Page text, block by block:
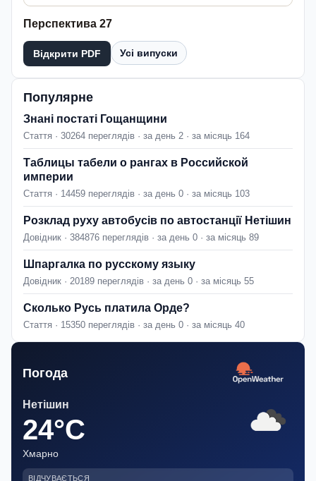
Перспектива 27
Відкрити PDF Усі випуски
Популярне
Знані постаті Гощанщини
Стаття · 30264 переглядів · за день 2 · за місяць 164
Таблицы табели о рангах в Российской
империи
Стаття · 14459 переглядів · за день 0 · за місяць 103
Розклад руху автобусів по автостанції Нетішин
Довідник · 384876 переглядів · за день 0 · за місяць 89
Шпаргалка по русскому языку
Довідник · 20189 переглядів · за день 0 · за місяць 55
Сколько Русь платила Орде?
Стаття · 15350 переглядів · за день 0 · за місяць 40
Погода
Нетішин
24°C
Хмарно
ВІДЧУВАЄТЬСЯ